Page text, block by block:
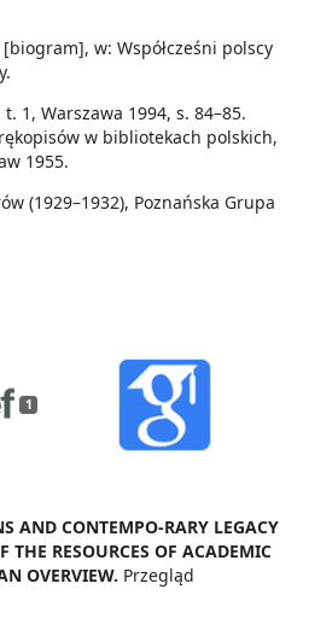
1
AND CONTEMPO-RARY LEGACY
THE RESOURCES OF ACADEMIC
OVERVIEW. Przegląd
w: Współcześni polscy
1, Warszawa 1994, s. 84–85.
w bibliotekach polskich,
1955.
(1929–1932), Poznańska Grupa